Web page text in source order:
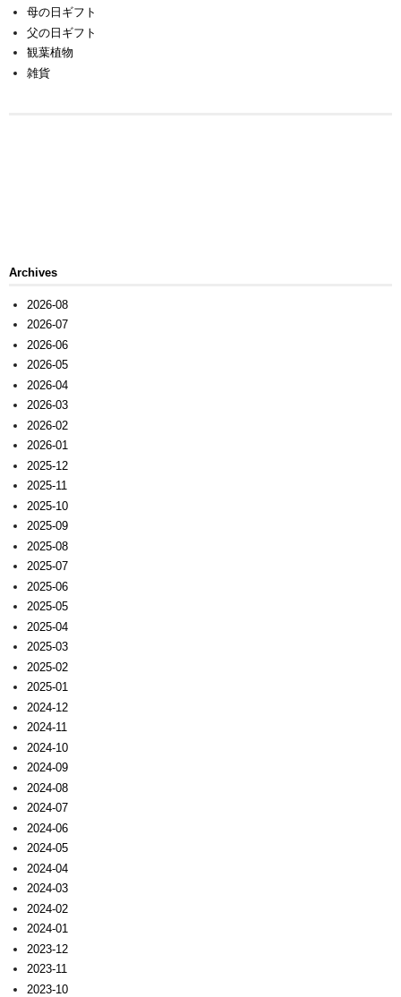
母の日ギフト
父の日ギフト
観葉植物
雑貨
Archives
2026-08
2026-07
2026-06
2026-05
2026-04
2026-03
2026-02
2026-01
2025-12
2025-11
2025-10
2025-09
2025-08
2025-07
2025-06
2025-05
2025-04
2025-03
2025-02
2025-01
2024-12
2024-11
2024-10
2024-09
2024-08
2024-07
2024-06
2024-05
2024-04
2024-03
2024-02
2024-01
2023-12
2023-11
2023-10